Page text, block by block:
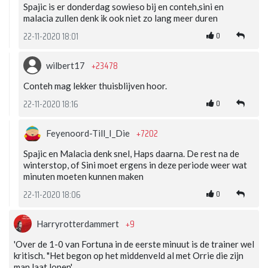
Spajic is er donderdag sowieso bij en conteh,sini en
malacia zullen denk ik ook niet zo lang meer duren
22-11-2020 18:01 0
wilbert17 +23478
Conteh mag lekker thuisblijven hoor.
22-11-2020 18:16 0
Feyenoord-Till_I_Die +7202
Spajic en Malacia denk snel, Haps daarna. De rest na de
winterstop, of Sini moet ergens in deze periode weer wat
minuten moeten kunnen maken
22-11-2020 18:06 0
Harryrotterdammert +9
'Over de 1-0 van Fortuna in de eerste minuut is de trainer wel
kritisch. "Het begon op het middenveld al met Orrie die zijn